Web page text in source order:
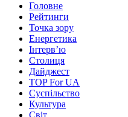
Головне
Рейтинги
Точка зору
Енергетика
Інтерв’ю
Столиця
Дайджест
TOP For UA
Суспiльство
Культура